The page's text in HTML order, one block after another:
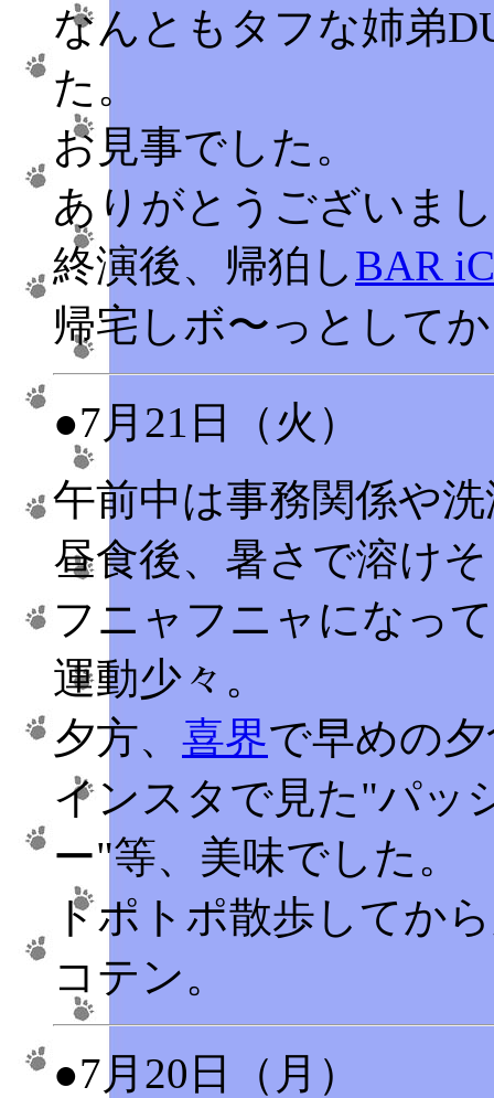
なんともタフな姉弟
た。
お見事でした。
ありがとうございま
終演後、帰狛しBAR
帰宅しボ〜っとして
●7月21日（火）
午前中は事務関係や
昼食後、暑さで溶け
フニャフニャになっ
運動少々。
夕方、 喜界で早めの
インスタで見た"パッ
ー"等、美味でした。
トポトポ散歩してか
コテン。
●7月20日（月）